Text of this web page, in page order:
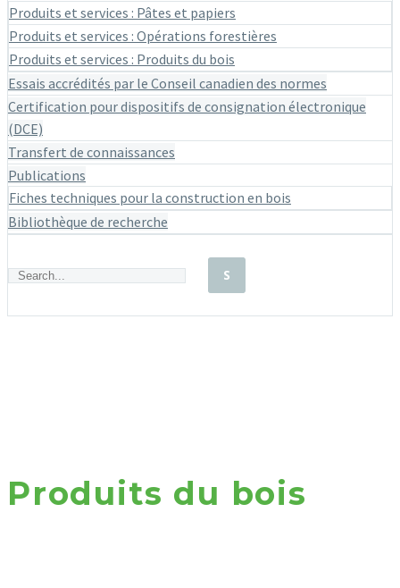
Produits et services : Pâtes et papiers
Produits et services : Opérations forestières
Produits et services : Produits du bois
Essais accrédités par le Conseil canadien des normes
Certification pour dispositifs de consignation électronique
(DCE)
Transfert de connaissances
Publications
Fiches techniques pour la construction en bois
Bibliothèque de recherche
Produits du bois